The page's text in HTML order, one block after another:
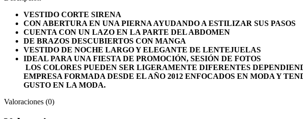
Vestido
Andromeda
cantidad
VESTIDO CORTE SIRENA
CON ABERTURA EN UNA PIERNA AYUDANDO A ESTILIZAR SUS PASOS
CUENTA CON UN LAZO EN LA PARTE DEL ABDOMEN
DE BRAZOS DESCUBIERTOS CON MANGA
VESTIDO DE NOCHE LARGO Y ELEGANTE DE LENTEJUELAS
IDEAL PARA UNA FIESTA DE PROMOCIÓN, SESIÓN DE FOTOS
LOS COLORES PUEDEN SER LIGERAMENTE DIFERENTES
EMPRESA FORMADA DESDE EL AÑO 2012 ENFOCADOS EN MODA Y
GUSTO EN LA MODA.
Valoraciones (0)